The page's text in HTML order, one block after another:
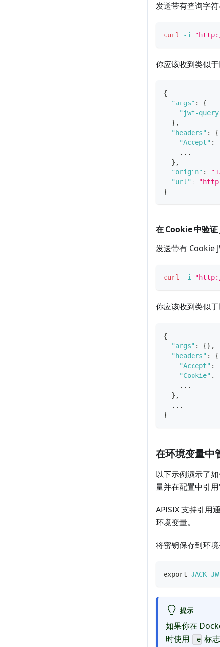
发送带有查询字
curl -i
你应该收到类似
{
"args" :
{
"jwt-
} ,
"headers" :
{
"Accept" :
    ...
} ,
"origin" :
"url" :
}
在 Cookie 中验证
发送带有 Cookie
curl -i
你应该收到类似
{
"args" : {} ,
"headers" :
{
"Accept" :
"Cookie" :
    ...
} ,
  ...
}
在环境变量中
以下示例演示了
量并在配置中引
APISIX 支持引用
环境变量。
将密钥保存到环
export
提示
如果你在
时使用
-e 标